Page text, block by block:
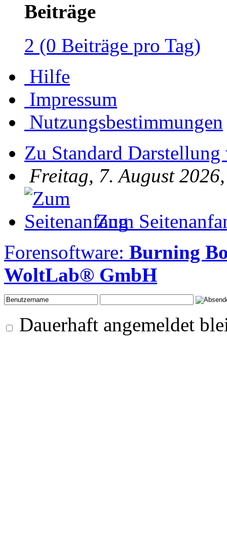
Beiträge
2 (0 Beiträge pro Tag)
Hilfe
Impressum
Nutzungsbestimmungen
Zu Standard Darstellung
Freitag, 7. August
Zum
Forensoftware: Burning
WoltLab® GmbH
Dauerhaft angemeldet